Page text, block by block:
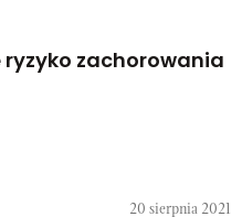
zachorowania
20 sierpnia 2021